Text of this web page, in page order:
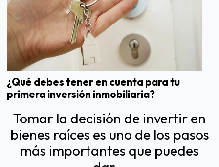
¿Qué debes tener en cuenta para tu
primera inversión inmobiliaria?
Tomar la decisión de invertir en
bienes raíces es uno de los pasos
más importantes que puedes